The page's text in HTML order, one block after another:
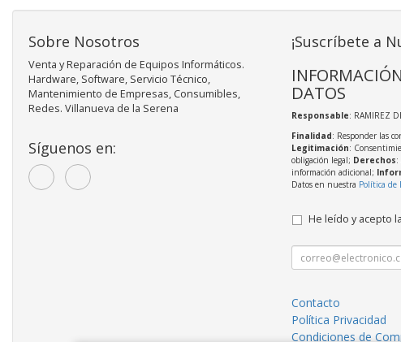
Sobre Nosotros
Venta y Reparación de Equipos Informáticos.
Hardware, Software, Servicio Técnico,
Mantenimiento de Empresas, Consumibles,
Redes. Villanueva de la Serena
Síguenos en:
¡Suscríbete a
DATOS
Responsable: RAMIREZ
Finalidad: Responder las
Legitimación:
obligación legal; Derechos:
información adicional;
Datos en nuestra Política de
He leído y acepto la
Contacto
Política Privacidad
Condiciones de